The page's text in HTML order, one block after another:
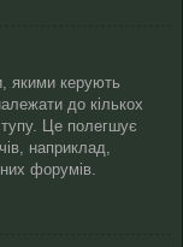
якими керують
до кількох
Це полегшує
наприклад,
форумів.